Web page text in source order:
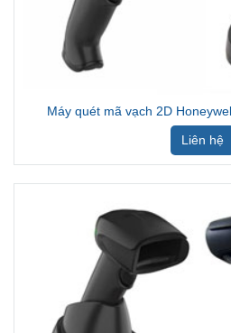
Máy quét mã vạch 2D
Liên hệ